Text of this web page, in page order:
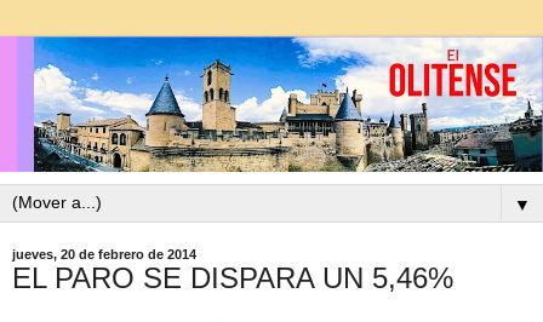
▼
jueves, 20 de febrero de 2014
EL PARO SE DISPARA UN 5,46%